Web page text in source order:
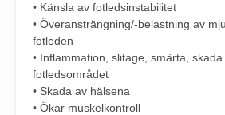
• Känsla av fotledsinstabilitet
• Överansträngning/-belastning av
fotleden
• Inflammation, slitage, smärta, skada
fotledsområdet
• Skada av hälsena
• Ökar muskelkontroll